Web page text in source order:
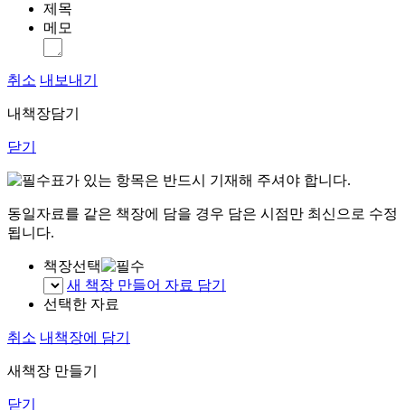
제목
메모
취소 내보내기
내책장담기
닫기
표가 있는 항목은 반드시 기재해 주셔야 합니다.
동일자료를 같은 책장에 담을 경우 담은 시점만 최신으로 수정
됩니다.
책장선택
새 책장 만들어 자료 담기
선택한 자료
취소 내책장에 담기
새책장 만들기
닫기